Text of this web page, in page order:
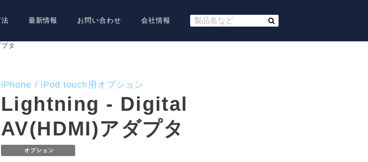
最新情報 お問い合わせ 会社情報
タ
iPhone / iPod touch用オプション
Lightning - Digital
AV(HDMI)アダプタ